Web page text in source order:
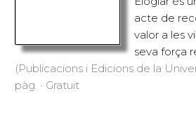
acte de
valor a les
seva força
(Publicacions i Edicions de la
pàg. · Gratuït